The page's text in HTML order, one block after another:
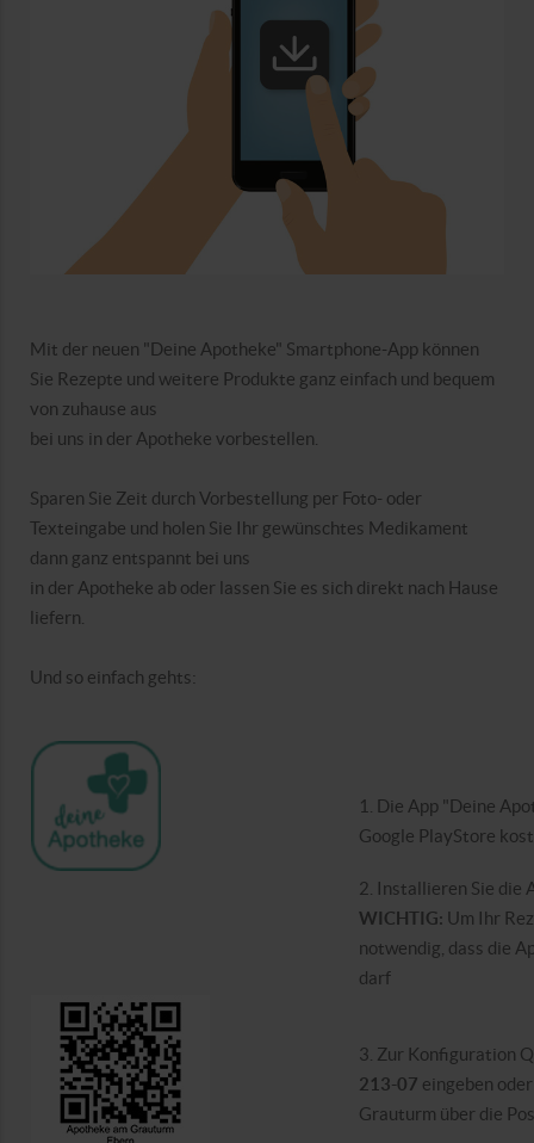
Mit der neuen "Deine Apotheke" Smartphone-App können
Sie Rezepte und weitere Produkte ganz einfach und bequem
von zuhause aus
bei uns in der Apotheke vorbestellen.
Sparen Sie Zeit durch Vorbestellung per Foto- oder
Texteingabe und holen Sie Ihr gewünschtes Medikament
dann ganz entspannt bei uns
in der Apotheke ab oder lassen Sie es sich direkt nach Hause
liefern.
Und so einfach gehts:
1. Die App "Deine
Google PlayStore
2. Installieren Sie die
WICHTIG: Um Ihr
notwendig, dass die
darf
3. Zur Konfiguration
213-07 eingeben
Grauturm über die